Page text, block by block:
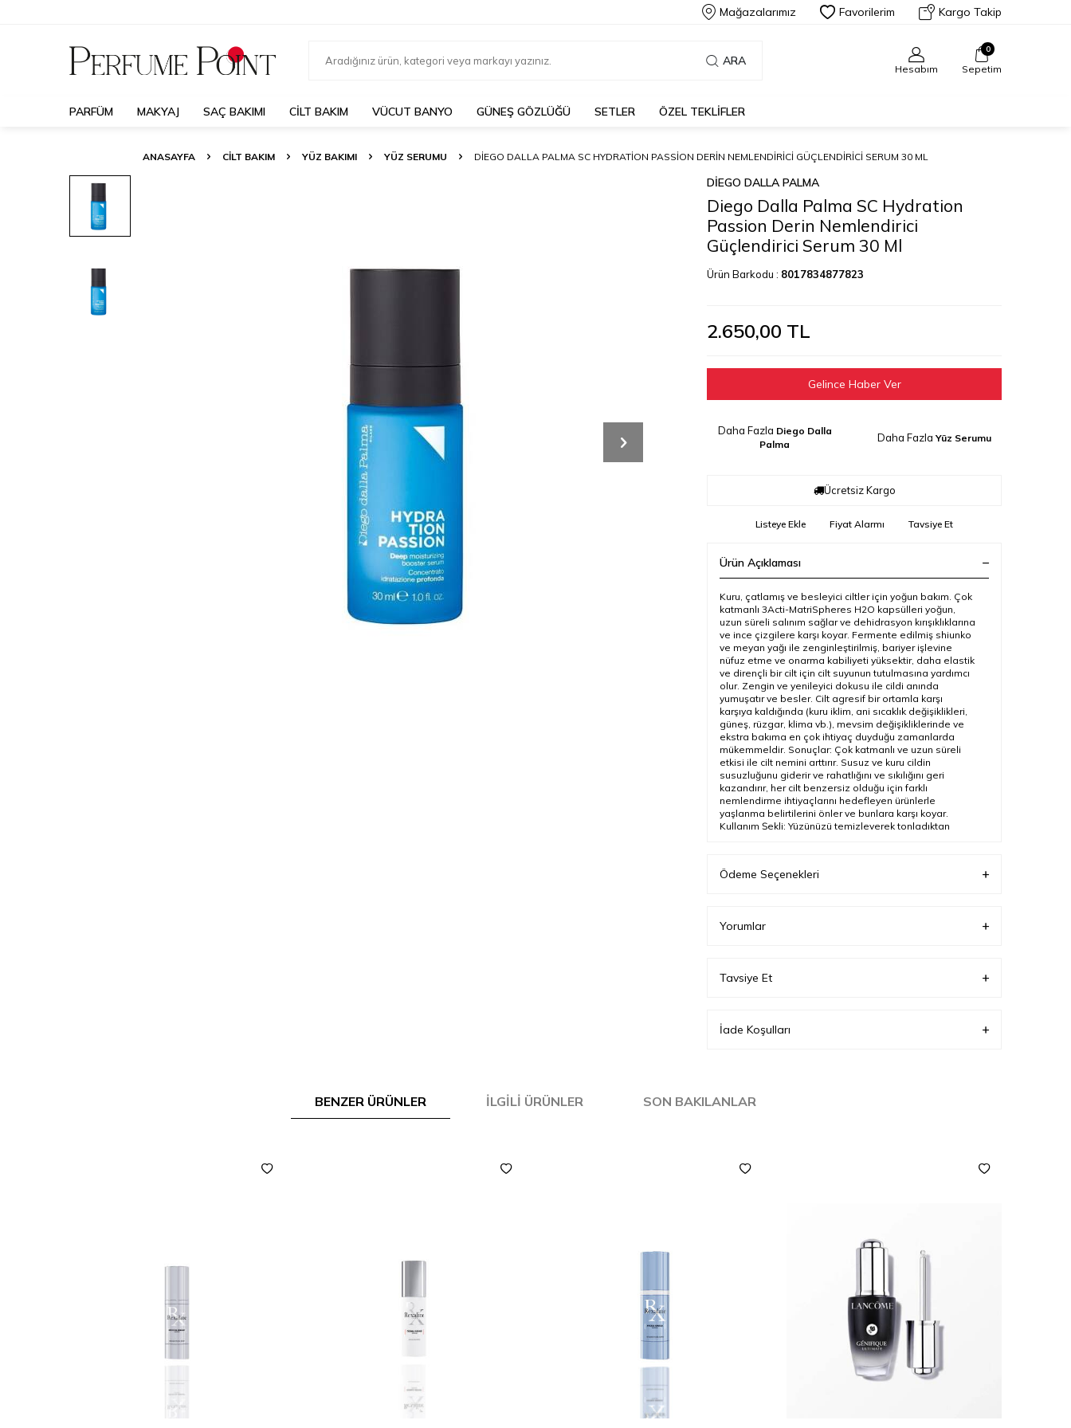
Mağazalarımız Favorilerim Kargo Takip
ARA
Hesabım
0
Sepetim
PARFÜM MAKYAJ SAÇ BAKIMI CILT BAKIM VÜCUT BANYO GÜNEŞ GÖZLÜĞÜ SETLER ÖZEL TEKLIFLER
ANASAYFA CILT BAKIM YÜZ BAKIMI YÜZ SERUMU DIEGO DALLA PALMA SC HYDRATION PASSION DERIN NEMLENDIRICI GÜÇLENDIRICI SERUM 30 ML
DIEGO DALLA PALMA
Diego Dalla Palma SC Hydration
Passion Derin Nemlendirici
Güçlendirici Serum 30 Ml
Ürün Barkodu : 8017834877823
2.650,00 TL
Gelince Haber Ver
Daha Fazla Diego Dalla
Palma
Daha Fazla Yüz Serumu
Ücretsiz Kargo
Listeye Ekle Fiyat Alarmı Tavsiye Et
Ürün Açıklaması
Kuru, çatlamış ve besleyici ciltler için yoğun bakım. Çok
katmanlı 3Acti-MatriSpheres H2O kapsülleri yoğun,
uzun süreli salınım sağlar ve dehidrasyon kırışıklıklarına
ve ince çizgilere karşı koyar. Fermente edilmiş shiunko
ve meyan yağı ile zenginleştirilmiş, bariyer işlevine
nüfuz etme ve onarma kabiliyeti yüksektir, daha elastik
ve dirençli bir cilt için cilt suyunun tutulmasına yardımcı
olur. Zengin ve yenileyici dokusu ile cildi anında
yumuşatır ve besler. Cilt agresif bir ortamla karşı
karşıya kaldığında (kuru iklim, ani sıcaklık değişiklikleri,
güneş, rüzgar, klima vb.), mevsim değişikliklerinde ve
ekstra bakıma en çok ihtiyaç duyduğu zamanlarda
mükemmeldir. Sonuçlar: Çok katmanlı ve uzun süreli
etkisi ile cilt nemini arttırır. Susuz ve kuru cildin
susuzluğunu giderir ve rahatlığını ve sıkılığını geri
kazandırır, her cilt benzersiz olduğu için farklı
nemlendirme ihtiyaçlarını hedefleyen ürünlerle
yaşlanma belirtilerini önler ve bunlara karşı koyar.
Kullanım Şekli: Yüzünüzü temizleyerek tonladıktan
çeneden başlayıp dekolteye doğru inmek için boyun
Ürün Açıklaması
Ödeme Seçenekleri
Yorumlar
Tavsiye Et
İade Koşulları
BENZER ÜRÜNLER İLGILI ÜRÜNLER SON BAKILANLAR